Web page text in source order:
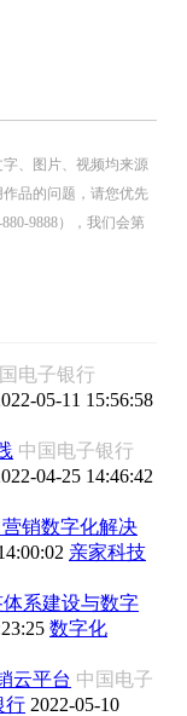
、图片、视频均来源
品的问题，请您优先
9888），我们会第
电子银行
05-11 15:56:58
中国电子银行
04-25 14:46:42
销数字化解决
亲家科技
系建设与数字
数字化
云平台 中国电子
行 2022-05-10